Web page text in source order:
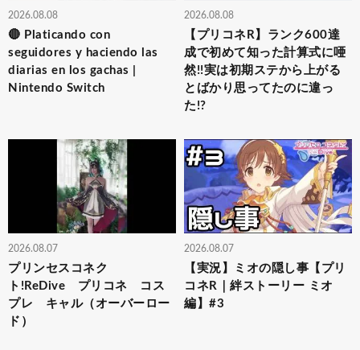
2026.08.08
🔴 Platicando con
seguidores y haciendo las
diarias en los gachas |
Nintendo Switch
2026.08.08
【プリコネR】ランク600達
成で初めて知った計算式に唖
然!!実は初期ステから上がる
とばかり思ってたのに違っ
た!?
2026.08.07
プリンセスコネク
ト!ReDive プリコネ コス
プレ キャル（オーバーロー
ド）
2026.08.07
【実況】ミオの隠し事【プリ
コネR｜絆ストーリー ミオ
編】#3